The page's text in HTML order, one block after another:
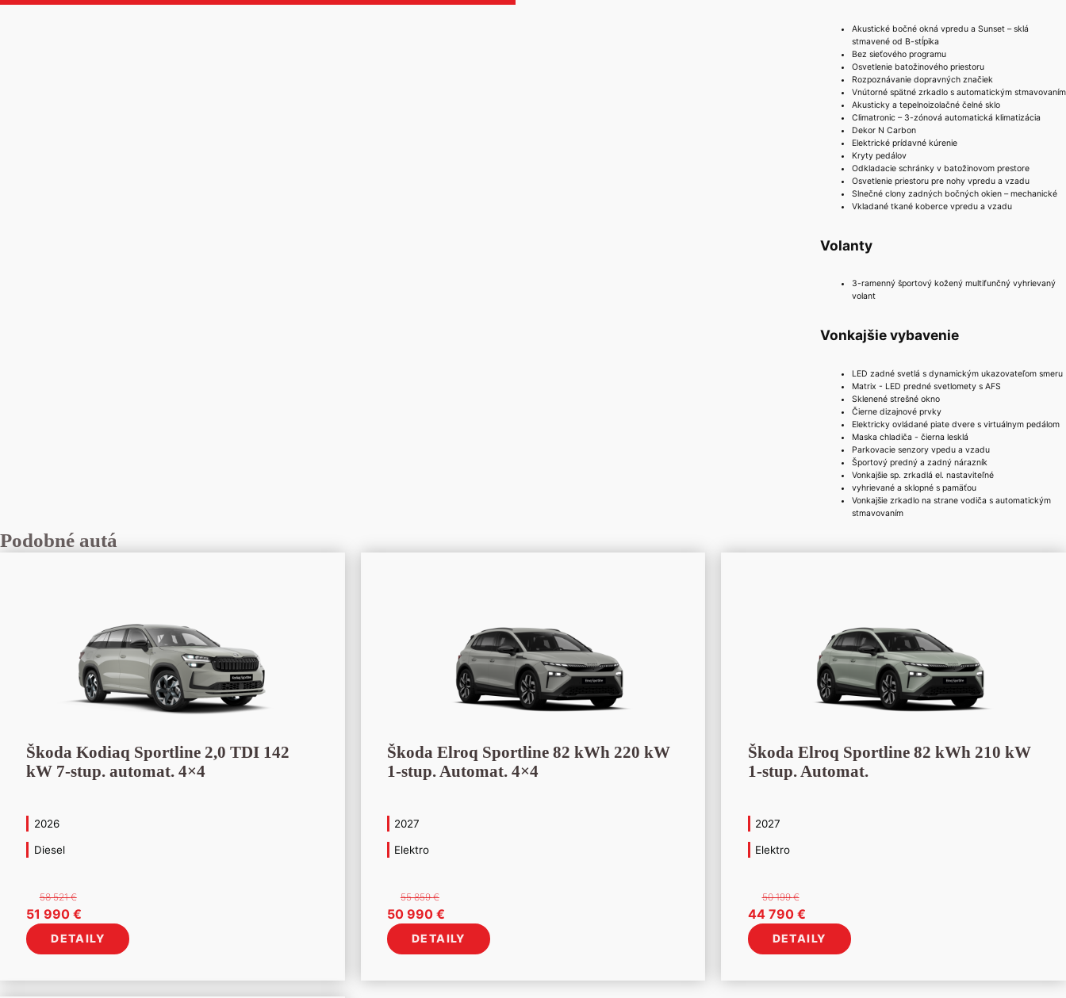
Akustické bočné okná vpredu a Sunset – sklá
stmavené od B-stĺpika
Bez sieťového programu
Osvetlenie batožinového priestoru
Rozpoznávanie dopravných značiek
Vnútorné spätné zrkadlo s automatickým stmavovaním
Akusticky a tepelnoizolačné čelné sklo
Climatronic – 3-zónová automatická klimatizácia
Dekor N Carbon
Elektrické prídavné kúrenie
Kryty pedálov
Odkladacie schránky v batožinovom prestore
Osvetlenie priestoru pre nohy vpredu a vzadu
Slnečné clony zadných bočných okien – mechanické
Vkladané tkané koberce vpredu a vzadu
Volanty
3-ramenný športový kožený multifunčný vyhrievaný
volant
Vonkajšie vybavenie
LED zadné svetlá s dynamickým ukazovateľom smeru
Matrix - LED predné svetlomety s AFS
Sklenené strešné okno
Čierne dizajnové prvky
Elektricky ovládané piate dvere s virtuálnym pedálom
Maska chladiča - čierna lesklá
Parkovacie senzory vpedu a vzadu
Športový predný a zadný nárazník
Vonkajšie sp. zrkadlá el. nastaviteľné
vyhrievané a sklopné s pamäťou
Vonkajšie zrkadlo na strane vodiča s automatickým
stmavovaním
Podobné autá
Škoda Kodiaq Sportline 2,0 TDI 142
kW 7-stup. automat. 4×4
2026
Diesel
58 521€
Pôvodná
cena
bola:
51 990€
cena
je:
DETAILY
Škoda Elroq Sportline 82 kWh 220 kW
1-stup. Automat. 4×4
2027
Elektro
55 859€
Pôvodná
cena
bola:
50 990 €Aktuálna
cena
je:
DETAILY
Škoda Elroq Sportline 82 kWh 210 kW
1-stup. Automat.
2027
Elektro
50 199€
Pôvodná
cena
bola:
44 790 €Aktuálna
cena
je:
DETAILY